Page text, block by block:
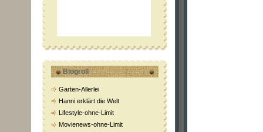
Blogroll
Garten-Allerlei
Hanni erklärt die Welt
Lifestyle-ohne-Limit
Movienews-ohne-Limit